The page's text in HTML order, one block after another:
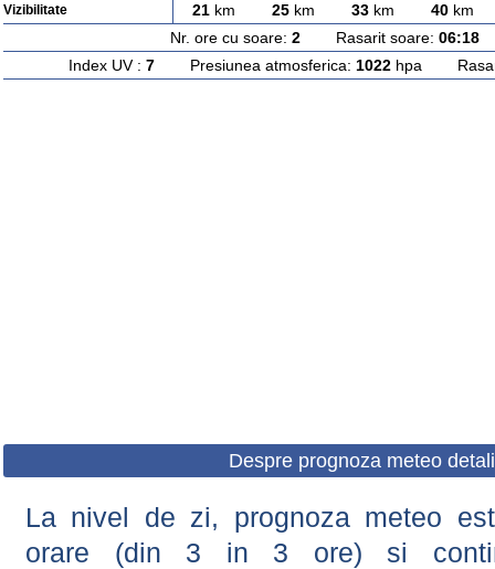
Vizibilitate 21km 25km 33km 40km
Nr. ore cu soare: 2Rasarit soare: 06:18
Index UV : 7Presiunea atmosferica: 1022hpa
Despre prognoza meteo
La nivel de zi, prognoza meteo
orare (din 3 in 3 ore) si